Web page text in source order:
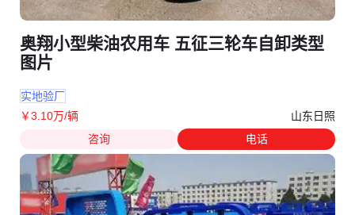
奥翔小型柴油农用车 五征三轮车自卸类型
图片
实地验厂
￥3 .10万/辆
山东日照
咨询
电话